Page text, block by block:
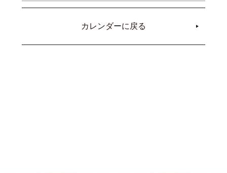
カレンダーに戻る